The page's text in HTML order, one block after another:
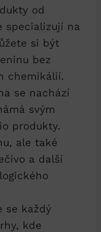
od
specializují⁢ na
si‍ být​
bez
chemikálií.
se nachází
svým
produkty.
ale také
a ‌další
se každý
kde